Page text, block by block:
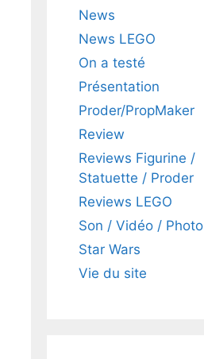
News
News LEGO
On a testé
Présentation
Proder/PropMaker
Review
Reviews Figurine /
Statuette / Proder
Reviews LEGO
Son / Vidéo / Photo
Star Wars
Vie du site